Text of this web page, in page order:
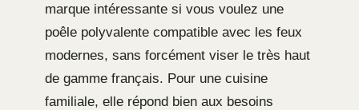
marque intéressante si vous voulez une
poêle polyvalente compatible avec les feux
modernes, sans forcément viser le très haut
de gamme français. Pour une cuisine
familiale, elle répond bien aux besoins